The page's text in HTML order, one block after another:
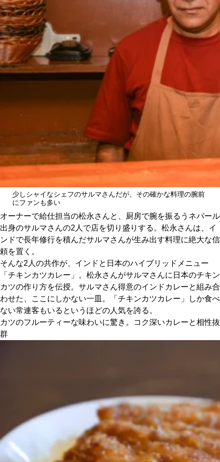
すべて
関西で開催。
おすすめの展覧会
おすすめの映画
誠光社で選びました。
紹介します。
おすすめのイベント
少しシャイなシェフのサルマさんだが、その確かな料理の腕前
にファンも多い
オーナーで給仕担当の松永さんと、厨房で腕を振るうネパール
出身のサルマさんの2人で店を切り盛りする。松永さんは、イ
ンドで長年修行を積んだサルマさんが生み出す料理に絶大な信
頼を置く。
そんな2人の共作が、インドと日本のハイブリッドメニュー
「チキンカツカレー」。松永さんがサルマさんに日本のチキン
カツの作り方を伝授。サルマさん得意のインドカレーと組み合
わせた、ここにしかない一皿。「チキンカツカレー」しか食べ
ない常連客もいるというほどの人気を誇る。
カツのフルーティーな味わいに驚き。コク深いカレーと相性抜
群